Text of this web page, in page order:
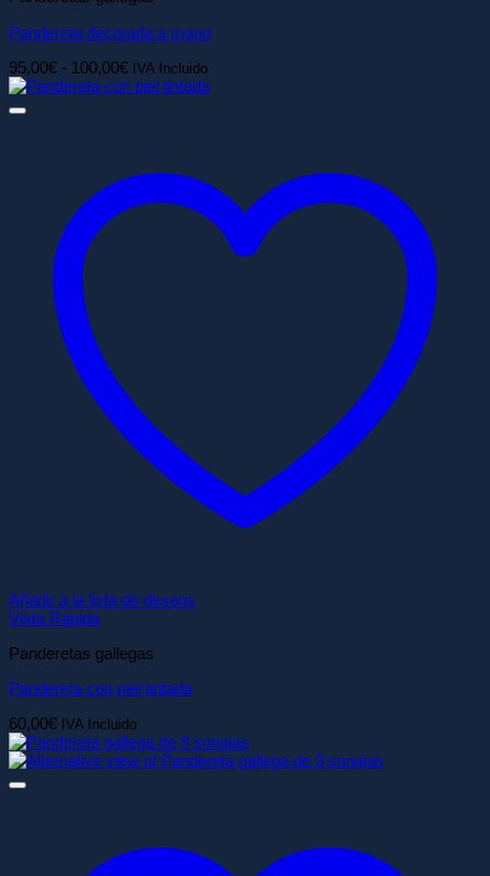
Pandereta decorada a mano
95,00€ - 100,00€Rango
de
100,00€
IVA Incluido
Añadir a la lista de deseos
Vista Rápida
Panderetas gallegas
Pandereta con piel tintada
60,00€ IVA Incluido